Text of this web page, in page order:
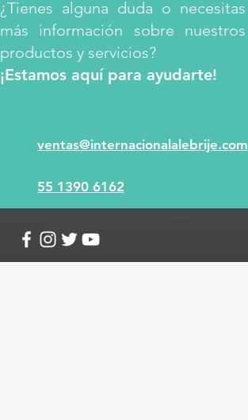
¿Tienes alguna duda o necesitas
más información sobre nuestros
productos y servicios?
¡Estamos aquí para ayudarte!
ventas@internacionalalebrije.com
55 1390 6162